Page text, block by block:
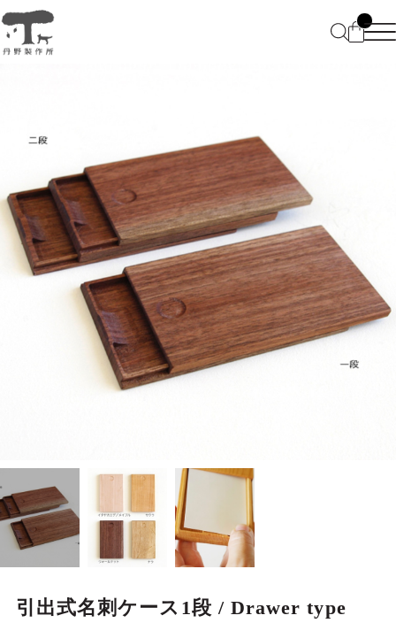
ABOUT
CATEGORY
仕掛けのある文具 Stationeries
電子端末向け卓上小物 Desk
accessories
特別なものを仕舞う箱 wooden
games
一期一会のもの Limited edition item
わけあり品 FactoryOutlet
BLOG
CONTACT
FAQ
プライバシーポリシー
特定商取引法に基づく表記
引出式名刺ケース1段 / Drawer type